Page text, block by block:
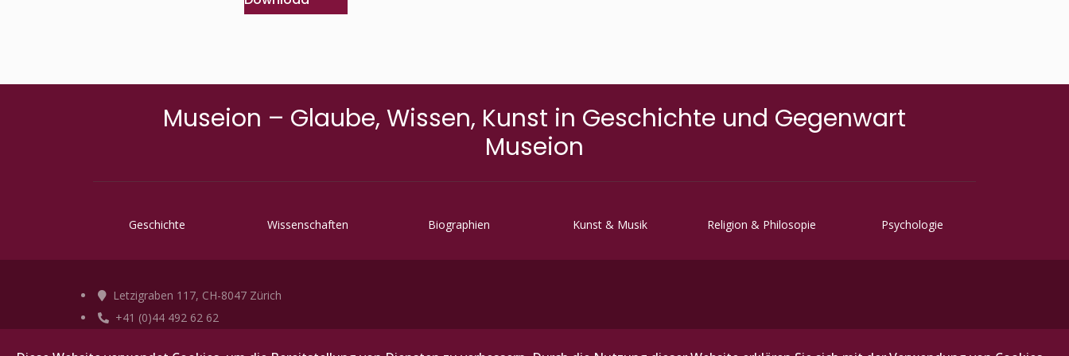
Museion – Glaube, Wissen, Kunst in Geschichte und Gegenwart
Museion
Geschichte Wissenschaften Biographien Kunst & Musik Religion & Philosopie Psychologie
Letzigraben 117, CH-8047 Zürich
+41 (0)44 492 62 62